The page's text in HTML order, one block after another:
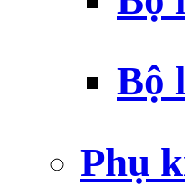
Bộ
Phụ